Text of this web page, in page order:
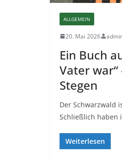
ALLGEMEIN
20. Mai 2026
Ein Buch
Vater
Stegen
Der Schwarzwald
Schließlich haben
Weiterlesen